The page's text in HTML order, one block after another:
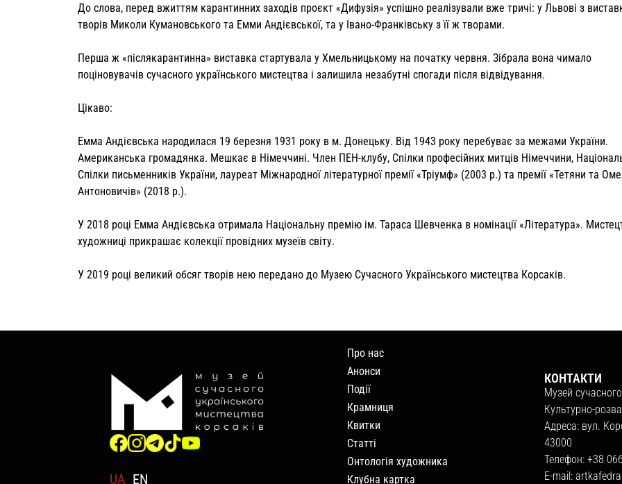
До слова, перед вжиттям карантинних заходів проєкт «Дифузія» успішно реалізували вже тричі: у Львові з
творів Миколи Кумановського та Емми Андієвської, та у Івано-Франківську з її ж творами.
Перша ж «післякарантинна» виставка стартувала у Хмельницькому на початку червня. Зібрала вона чимало
поціновувачів сучасного українського мистецтва і залишила незабутні спогади після відвідування.
Цікаво:
Емма Андієвська народилася 19 березня 1931 року в м. Донецьку. Від 1943 року перебуває за межами України.
Американська громадянка. Мешкає в Німеччині. Член ПЕН-клубу, Спілки професійних митців Німеччини,
Спілки письменників України, лауреат Міжнародної літературної премії «Тріумф» (2003 р.) та премії «Тетяни та
Антоновичів» (2018 р.).
У 2018 році Емма Андієвська отримала Національну премію ім. Тараса Шевченка в номінації «Література».
художниці прикрашає колекції провідних музеїв світу.
У 2019 році великий обсяг творів нею передано до Музею Сучасного Українського мистецтва Корсаків.
UA EN
Про нас
Анонси
Події
Крамниця
Квитки
Статті
Онтологія художника
Клубна картка
КОНТАКТИ
Музей
Культурно-
Адреса: вул.
43000
Телефон: +38
E-mail: